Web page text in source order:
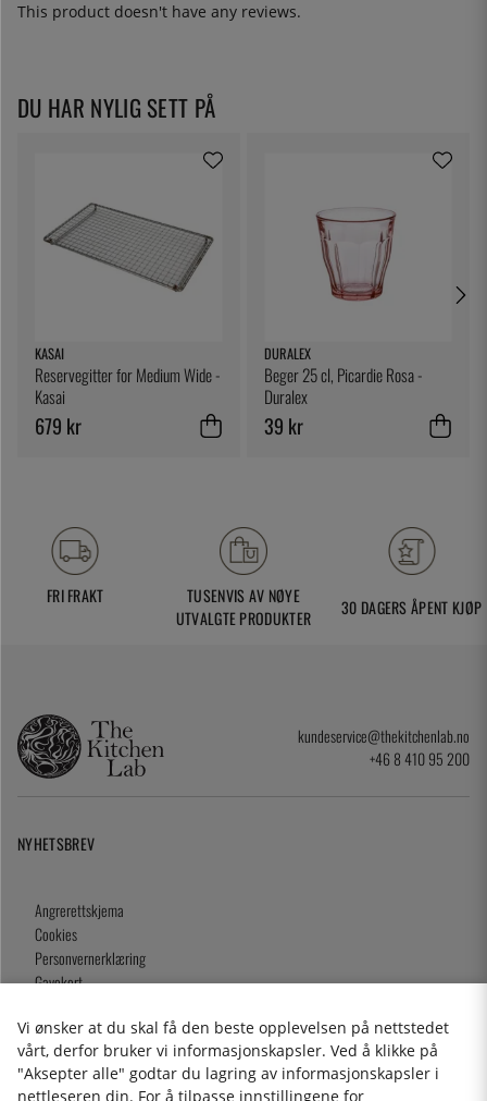
This product doesn't have any reviews.
DU HAR NYLIG SETT PÅ
KASAI
Reservegitter for Medium Wide -
Kasai
679 kr
DURALEX
Beger 25 cl, Picardie Rosa -
Duralex
39 kr
FRI FRAKT
TUSENVIS AV NØYE
UTVALGTE PRODUKTER
30 DAGERS ÅPENT KJØP
kundeservice@thekitchenlab.no
+46 8 410 95 200
NYHETSBREV
Angrerettskjema
Cookies
Personvernerklæring
Gavekort
Vi ønsker at du skal få den beste opplevelsen på nettstedet
vårt, derfor bruker vi informasjonskapsler. Ved å klikke på
"Aksepter alle" godtar du lagring av informasjonskapsler i
nettleseren din. For å tilpasse innstillingene for